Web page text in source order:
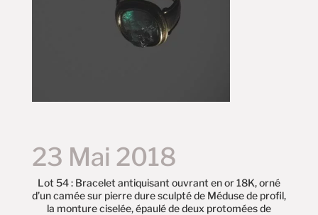
23 Mai 2018
Lot 54 : Bracelet antiquisant ouvrant en or 18K, orné
d’un camée sur pierre dure sculpté de Méduse de profil,
la monture ciselée, épaulé de deux protomées de